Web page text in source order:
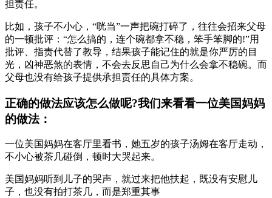
担责任。
比如，孩子不小心，“咣当”一声把碗打碎了，往往会招来父母
的一顿批评：“怎么搞的，连个碗都拿不稳，笨手笨脚的!”用
批评、指责代替了教导，结果孩子能记住的就是你严厉的目
光，凶神恶煞的表情，不会去反思自己为什么会拿不稳碗。而
父母也没有给孩子提供承担责任的具体方案。
正确的做法应该怎么做呢?我们来看看一位美国妈妈
的做法：
一位美国妈妈在客厅里看书，她五岁的孩子汤姆在客厅走动，
不小心被茶几碰倒，顿时大哭起来。
美国妈妈听到儿子的哭声，就过来把他扶起，既没有安慰儿
子，也没有拍打茶几，而是郑重其事